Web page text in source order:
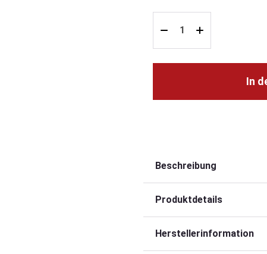
In
Beschreibung
Produktdetails
Herstellerinformation